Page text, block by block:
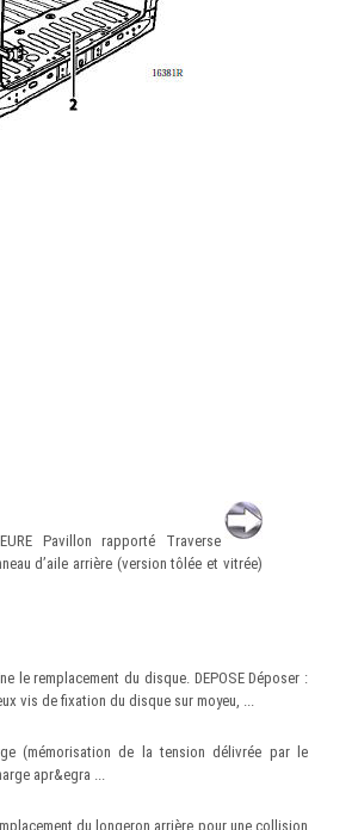
Pavillon rapporté Traverse
d’aile arrière (version tôlée et vitrée)
le remplacement du disque. DEPOSE Déposer :
vis de fixation du disque sur moyeu, ...
(mémorisation de la tension délivrée par le
apr&egra ...
du longeron arrière pour une collision